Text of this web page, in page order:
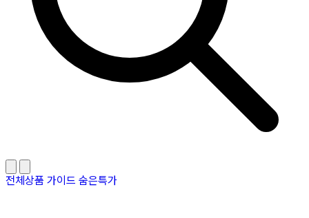
전체상품 가이드 숨은특가